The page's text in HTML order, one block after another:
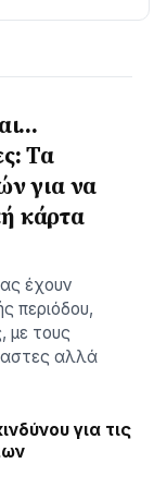
Τα
για να
κάρτα
έχουν
περιόδου,
με τους
αλλά
για τις